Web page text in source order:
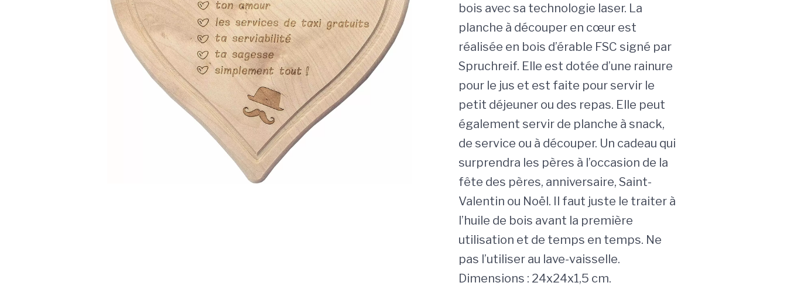
bois avec sa technologie laser. La
planche à découper en cœur est
réalisée en bois d’érable FSC signé par
Spruchreif. Elle est dotée d’une rainure
pour le jus et est faite pour servir le
petit déjeuner ou des repas. Elle peut
également servir de planche à snack,
de service ou à découper. Un cadeau qui
surprendra les pères à l’occasion de la
fête des pères, anniversaire, Saint-
Valentin ou Noël. Il faut juste le traiter à
l’huile de bois avant la première
utilisation et de temps en temps. Ne
pas l’utiliser au lave-vaisselle.
Dimensions : 24x24x1,5 cm.